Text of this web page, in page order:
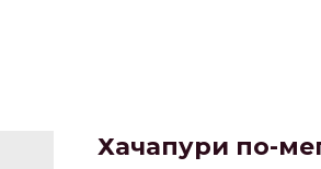
Хачапури по-